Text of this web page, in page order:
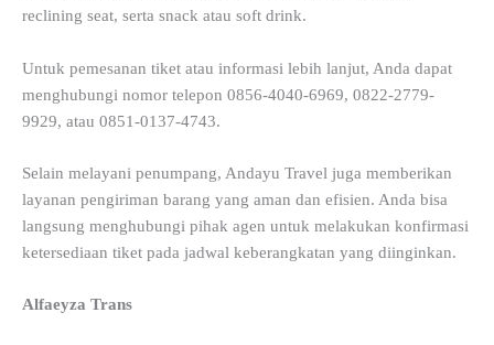
reclining seat, serta snack atau soft drink.
Untuk pemesanan tiket atau informasi lebih lanjut, Anda dapat
menghubungi nomor telepon 0856-4040-6969, 0822-2779-
9929, atau 0851-0137-4743.
Selain melayani penumpang, Andayu Travel juga memberikan
layanan pengiriman barang yang aman dan efisien. Anda bisa
langsung menghubungi pihak agen untuk melakukan konfirmasi
ketersediaan tiket pada jadwal keberangkatan yang diinginkan.
Alfaeyza Trans